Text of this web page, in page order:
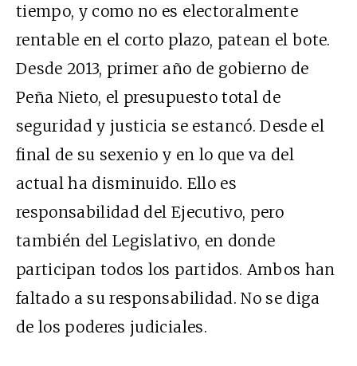
tiempo, y como no es electoralmente
rentable en el corto plazo, patean el bote.
Desde 2013, primer año de gobierno de
Peña Nieto, el presupuesto total de
seguridad y justicia se estancó. Desde el
final de su sexenio y en lo que va del
actual ha disminuido. Ello es
responsabilidad del Ejecutivo, pero
también del Legislativo, en donde
participan todos los partidos. Ambos han
faltado a su responsabilidad. No se diga
de los poderes judiciales.